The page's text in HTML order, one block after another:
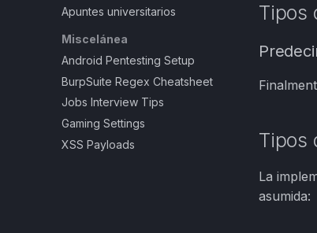
Apuntes universitarios
Miscelánea
Android Pentesting Setup
BurpSuite Regex Cheatsheet
Jobs Interview Tips
Gaming Settings
XSS Payloads
Tipos
Tipos
La
asumida: